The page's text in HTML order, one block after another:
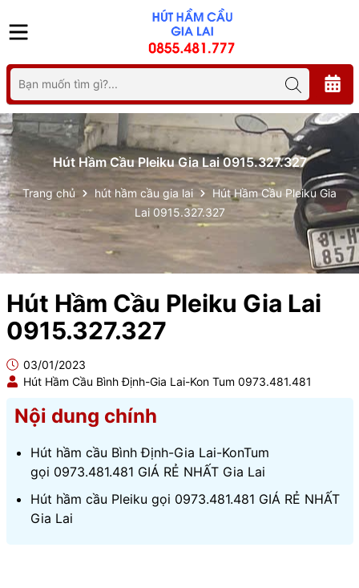
Hút Hầm Cầu Pleiku Gia Lai 0915.327.327
Trang chủ hút hầm cầu gia lai
Hút Hầm Cầu Pleiku Gia
Lai 0915.327.327
Hút Hầm Cầu Pleiku Gia Lai
0915.327.327
03/01/2023
Hút Hầm Cầu Bình Định-Gia Lai-Kon Tum 0973.481.481
Nội dung chính
Hút hầm cầu Bình Định-Gia Lai-KonTum
gọi 0973.481.481 GIÁ RẺ NHẤT Gia Lai
Hút hầm cầu Pleiku gọi 0973.481.481 GIÁ RẺ NHẤT
Gia Lai